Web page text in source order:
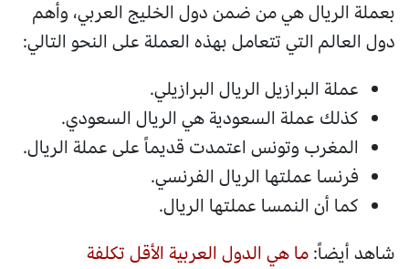
بعملة الريال هي من ضمن دول الخليج العربي، وأهم
دول العالم التي تتعامل بهذه العملة على النحو التالي:
عملة البرازيل الريال البرازيلي.
كذلك عملة السعودية هي الريال السعودي.
المغرب وتونس اعتمدت قديماً على عملة الريال.
فرنسا عملتها الريال الفرنسي.
كما أن النمسا عملتها الريال.
شاهد أيضاً:ما هي الدول العربية الأقل تكلفة